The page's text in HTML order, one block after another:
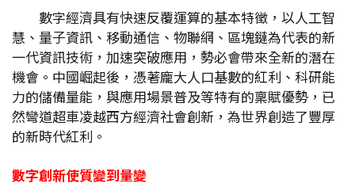
數字經濟具有快速反覆運算的基本特徵，以人工智
慧、量子資訊、移動通信、物聯網、區塊鏈為代表的新
一代資訊技術，加速突破應用，勢必會帶來全新的潛在
機會。中國崛起後，憑著龐大人口基數的紅利、科研能
力的儲備量能，與應用場景普及等特有的稟賦優勢，已
然彎道超車凌越西方經濟社會創新，為世界創造了豐厚
的新時代紅利。
數字創新使質變到量變